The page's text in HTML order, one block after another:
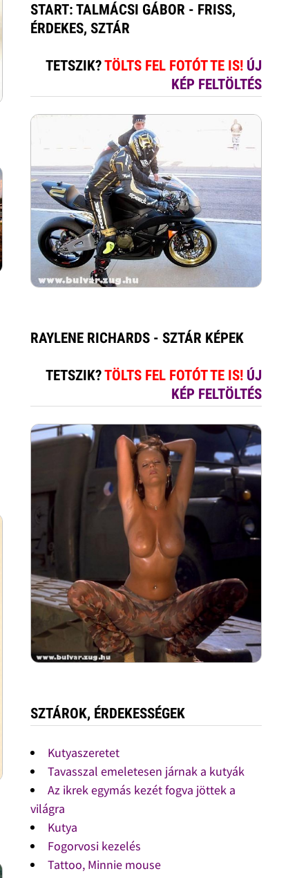
START: TALMÁCSI GÁBOR - FRISS,
ÉRDEKES, SZTÁR
TETSZIK?TÖLTS FEL FOTÓT TE IS! ÚJ
KÉP FELTÖLTÉS
RAYLENE RICHARDS - SZTÁR KÉPEK
TETSZIK?TÖLTS FEL FOTÓT TE IS! ÚJ
KÉP FELTÖLTÉS
SZTÁROK, ÉRDEKESSÉGEK
Kutyaszeretet
Tavasszal emeletesen járnak a kutyák
Az ikrek egymás kezét fogva jöttek a
világra
Kutya
Fogorvosi kezelés
Tattoo, Minnie mouse